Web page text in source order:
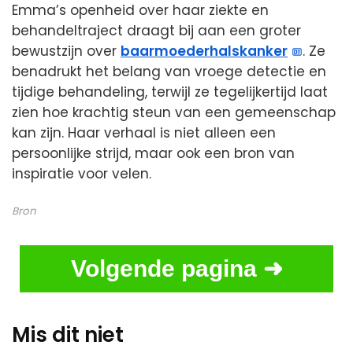
Emma’s openheid over haar ziekte en
behandeltraject draagt bij aan een groter
bewustzijn over baarmoederhalskanker
. Ze
benadrukt het belang van vroege detectie en
tijdige behandeling, terwijl ze tegelijkertijd laat
zien hoe krachtig steun van een gemeenschap
kan zijn. Haar verhaal is niet alleen een
persoonlijke strijd, maar ook een bron van
inspiratie voor velen.
Bron
Volgende pagina ➜
Mis dit niet